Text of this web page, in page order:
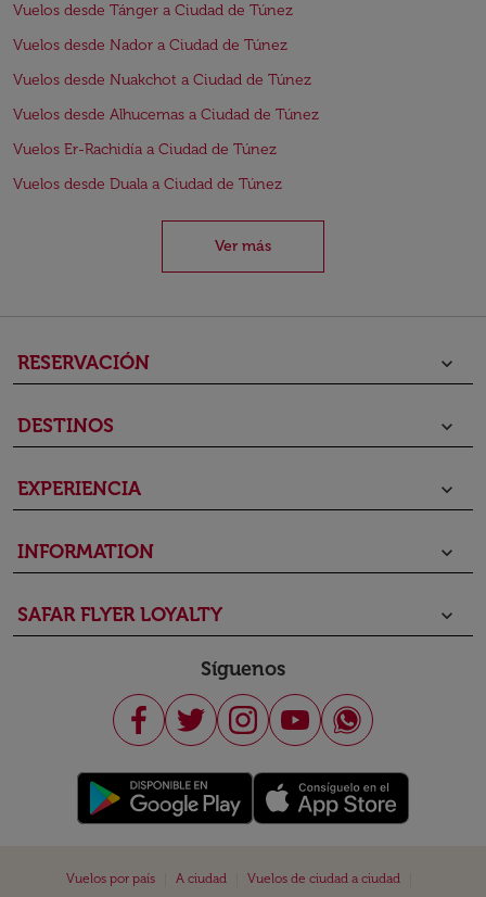
Vuelos desde Tánger a Ciudad de Túnez
Vuelos desde Nador a Ciudad de Túnez
Vuelos desde Nuakchot a Ciudad de Túnez
Vuelos desde Alhucemas a Ciudad de Túnez
Vuelos Er-Rachidía a Ciudad de Túnez
Vuelos desde Duala a Ciudad de Túnez
Ver más
RESERVACIÓN keyboard_arrow_down
DESTINOS keyboard_arrow_down
EXPERIENCIA keyboard_arrow_down
INFORMATION keyboard_arrow_down
SAFAR FLYER LOYALTY keyboard_arrow_down
Síguenos
Vuelos por país A ciudad Vuelos de ciudad a ciudad